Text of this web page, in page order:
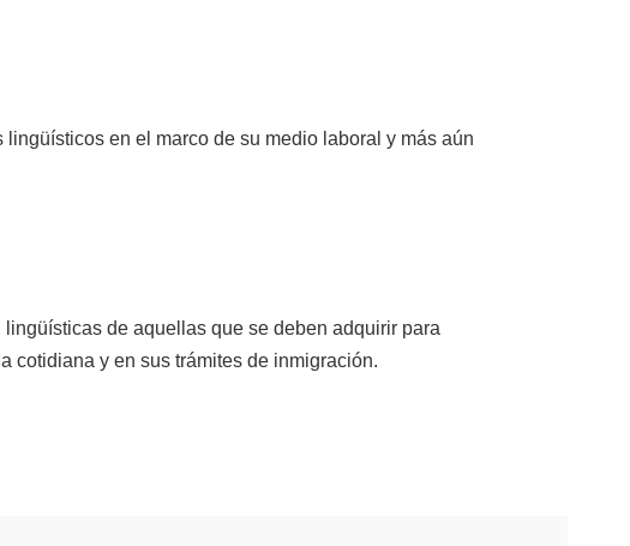
en el marco de su medio laboral y más aún
de aquellas que se deben adquirir para
cotidiana y en sus trámites de inmigración.